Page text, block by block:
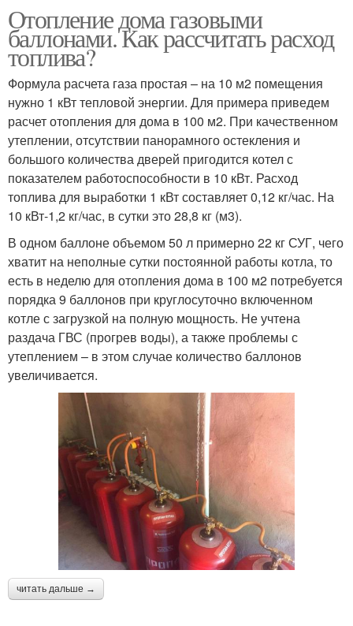
Отопление дома газовыми
баллонами. Как рассчитать расход
топлива?
Формула расчета газа простая – на 10 м2 помещения
нужно 1 кВт тепловой энергии. Для примера приведем
расчет отопления для дома в 100 м2. При качественном
утеплении, отсутствии панорамного остекления и
большого количества дверей пригодится котел с
показателем работоспособности в 10 кВт. Расход
топлива для выработки 1 кВт составляет 0,12 кг/час. На
10 кВт-1,2 кг/час, в сутки это 28,8 кг (м3).
В одном баллоне объемом 50 л примерно 22 кг СУГ, чего
хватит на неполные сутки постоянной работы котла, то
есть в неделю для отопления дома в 100 м2 потребуется
порядка 9 баллонов при круглосуточно включенном
котле с загрузкой на полную мощность. Не учтена
раздача ГВС (прогрев воды), а также проблемы с
утеплением – в этом случае количество баллонов
увеличивается.
читать дальше →